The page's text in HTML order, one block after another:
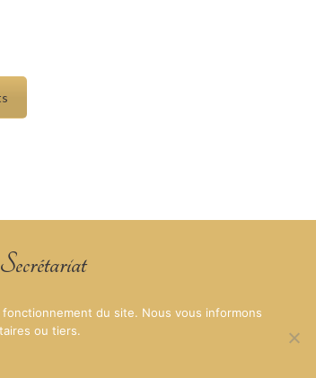
du site. Nous vous informons
ou tiers.